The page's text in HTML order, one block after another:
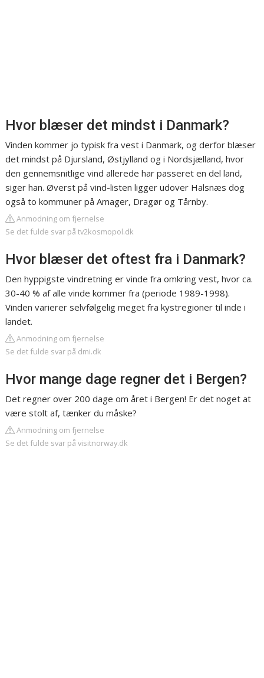
Hvor blæser det mindst i Danmark?
Vinden kommer jo typisk fra vest i Danmark, og derfor blæser
det mindst på Djursland, Østjylland og i Nordsjælland, hvor
den gennemsnitlige vind allerede har passeret en del land,
siger han. Øverst på vind-listen ligger udover Halsnæs dog
også to kommuner på Amager, Dragør og Tårnby.
Anmodning om fjernelse
Se det fulde svar på tv2kosmopol.dk
Hvor blæser det oftest fra i Danmark?
Den hyppigste vindretning er vinde fra omkring vest, hvor ca.
30-40 % af alle vinde kommer fra (periode 1989-1998).
Vinden varierer selvfølgelig meget fra kystregioner til inde i
landet.
Anmodning om fjernelse
Se det fulde svar på dmi.dk
Hvor mange dage regner det i Bergen?
Det regner over 200 dage om året i Bergen! Er det noget at
være stolt af, tænker du måske?
Anmodning om fjernelse
Se det fulde svar på visitnorway.dk